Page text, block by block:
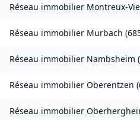
Réseau immobilier Montreux-
Réseau immobilier Murbach (
Réseau immobilier Nambsheim (
Réseau immobilier Oberentzen (
Réseau immobilier